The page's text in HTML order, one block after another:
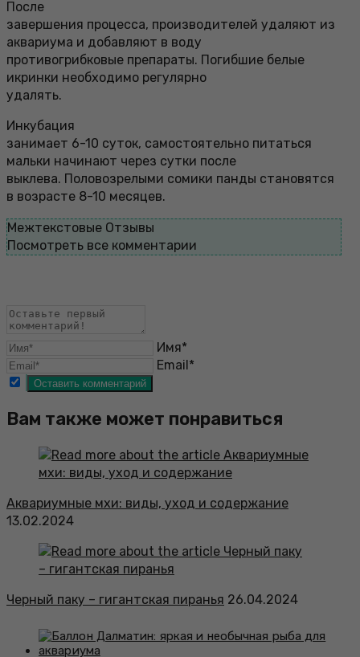
После
завершения процесса, производителей удаляют из
аквариума и добавляют в воду
противогрибковые препараты. Погибшие белые
икринки необходимо регулярно
удалять.
Инкубация
занимает 6-10 суток, самостоятельно питаться
мальки начинают через сутки после
выклева. Половозрелыми сомики панды становятся
в возрасте 8-10 месяцев.
Межтекстовые Отзывы
Посмотреть все комментарии
Имя*
Email*
Вам также может понравиться
Аквариумные мхи: виды, уход и содержание
13.02.2024
Черный паку – гигантская пиранья 26.04.2024